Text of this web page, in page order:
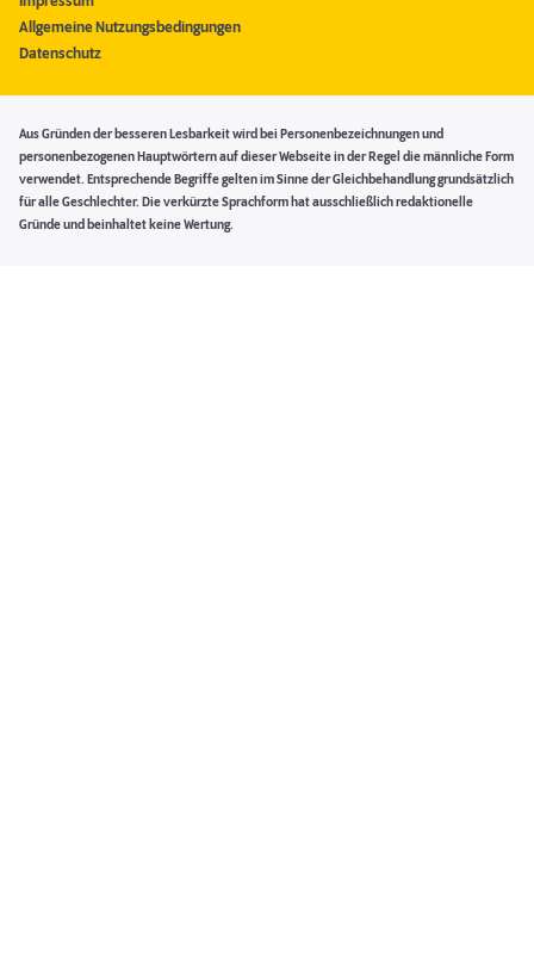
Allgemeine Nutzungsbedingungen
Datenschutz
Aus Gründen der besseren Lesbarkeit wird bei Personenbezeichnungen und
personenbezogenen Hauptwörtern auf dieser Webseite in der Regel die männliche Form
verwendet. Entsprechende Begriffe gelten im Sinne der Gleichbehandlung grundsätzlich
für alle Geschlechter. Die verkürzte Sprachform hat ausschließlich redaktionelle
Gründe und beinhaltet keine Wertung.